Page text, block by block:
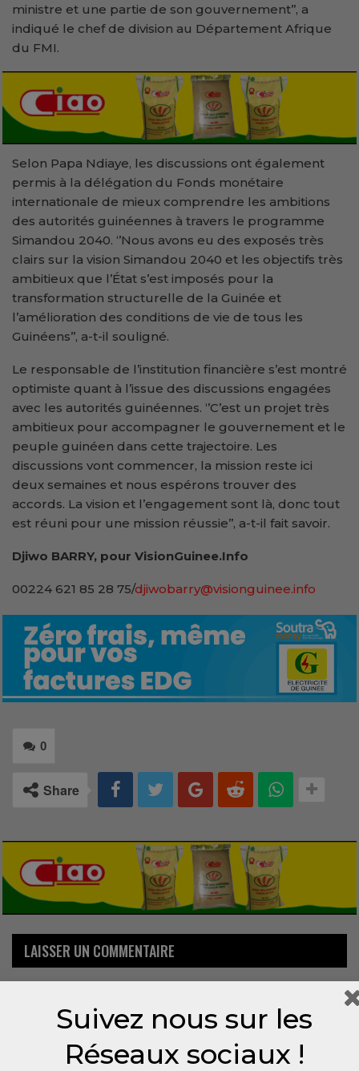
ministre et une partie de son gouvernement’’, a
indiqué le chef de division au Département Afrique
du FMI.
Selon Papa Ndiaye, les discussions ont également
permis à la délégation du Fonds monétaire
internationale de mieux comprendre les ambitions
des autorités guinéennes à travers le programme
Simandou 2040. ‘’Nous avons eu des exposés très
clairs sur la vision Simandou 2040 et les objectifs très
ambitieux que l’État s’est imposés pour la
transformation structurelle de la Guinée et
l’amélioration des conditions de vie de tous les
Guinéens’’, a-t-il souligné.
Le responsable de l’institution financière s’est montré
optimiste quant à l’issue des discussions engagées
avec les autorités guinéennes. ‘’C’est un projet très
ambitieux pour accompagner le gouvernement et le
peuple guinéen dans cette trajectoire. Les
discussions vont commencer, la mission reste ici
deux semaines et nous espérons trouver des
accords. La vision et l’engagement sont là, donc tout
est réuni pour une mission réussie’’, a-t-il fait savoir.
Djiwo BARRY, pour VisionGuinee.Info
00224 621 85 28 75/djiwobarry@visionguinee.info
0
Share
LAISSER UN COMMENTAIRE
Suivez nous sur les
Réseaux sociaux !